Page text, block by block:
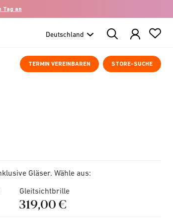
Tag an
Search
Products
TERMIN VEREINBAREN STORE-SUCHE
Gläser. Wähle aus:
Gleitsichtbrille
319,00 €